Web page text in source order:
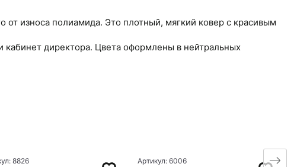
от износа полиамида. Это плотный, мягкий ковер с красивым
кабинет директора. Цвета оформлены в нейтральных
8826 Артикул: 6006